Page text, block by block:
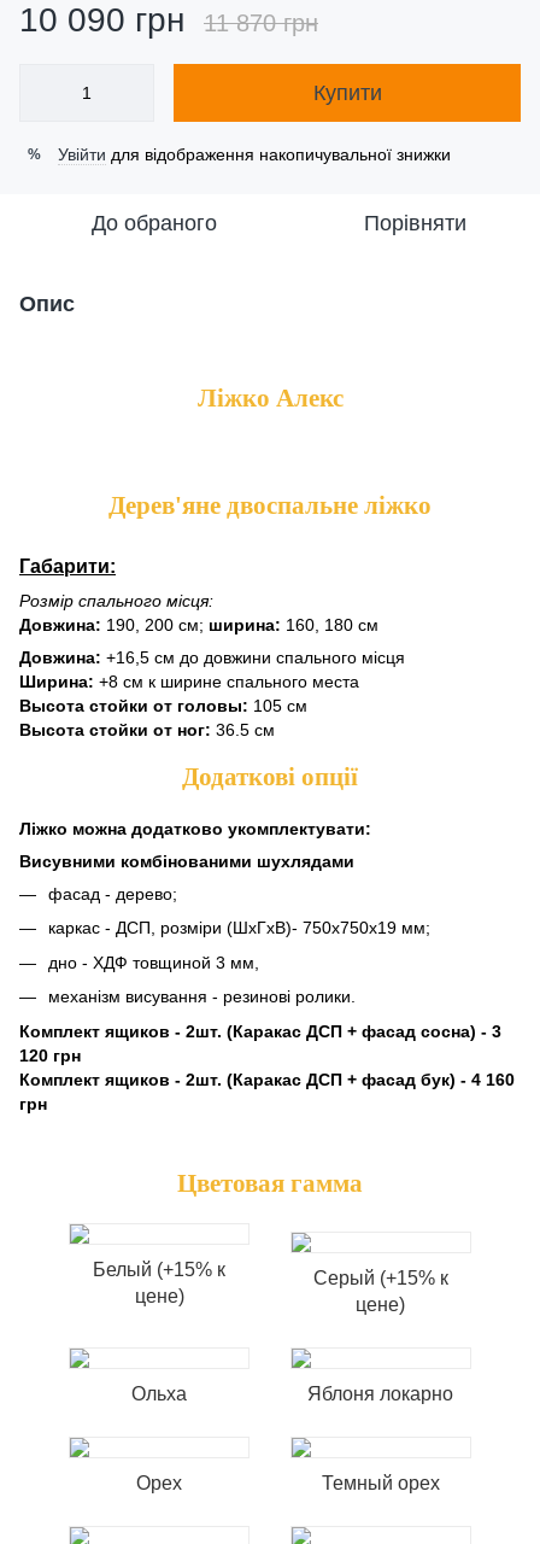
10 090 грн 11 870 грн
Купити
% Увійти для відображення накопичувальної знижки
До обраного Порівняти
Опис
Ліжко Алекс
Дерев'яне двоспальне ліжко
Габарити:
Розмір спального місця:
Довжина: 190, 200 см; ширина: 160, 180 см
Довжина: +16,5 см до довжини спального місця
Ширина: +8 см к ширине спального места
Высота стойки от головы: 105 см
Высота стойки от ног: 36.5 см
Додаткові опції
Ліжко можна додатково укомплектувати:
Висувними комбінованими шухлядами
фасад - дерево;
каркас - ДСП, розміри (ШхГхВ)- 750х750х19 мм;
дно - ХДФ товщиной 3 мм,
механізм висування - резинові ролики.
Комплект ящиков - 2шт. (Каракас ДСП + фасад сосна) - 3
120 грн
Комплект ящиков - 2шт. (Каракас ДСП + фасад бук) - 4 160
грн
Цветовая гамма
Белый (+15% к
цене)
Серый (+15% к
цене)
Ольха Яблоня локарно
Орех Темный орех